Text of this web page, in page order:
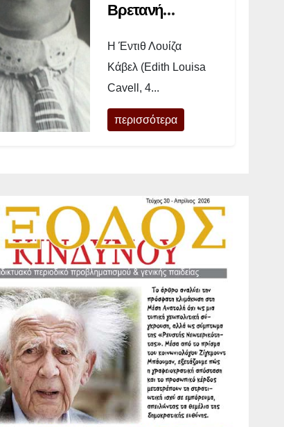
Βρετανή
Η Έντιθ Λουίζα
Κάβελ (Edith Louisa
Cavell, 4...
περισσότερα